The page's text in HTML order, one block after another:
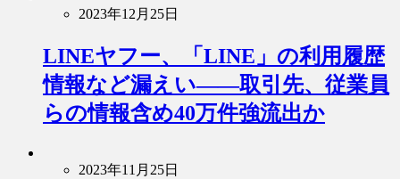
2023年12月25日
LINEヤフー、「LINE」の利用履歴
情報など漏えい――取引先、従業員
らの情報含め40万件強流出か
2023年11月25日